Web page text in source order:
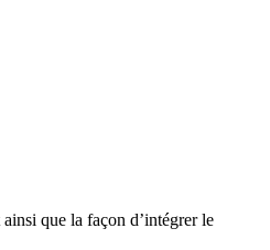
que la façon d’intégrer le